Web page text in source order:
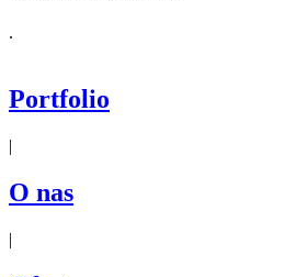
.
Portfolio
|
O nas
|